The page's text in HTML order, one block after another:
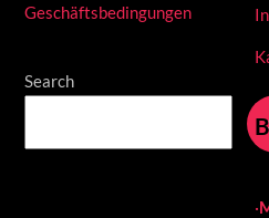
Geschäftsbedingungen
Search
·